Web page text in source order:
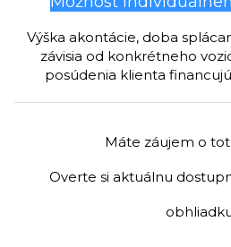
Výška akontácie, doba
závisia od konkrétneho
posúdenia klienta
Máte záujem o
Overte si aktuálnu